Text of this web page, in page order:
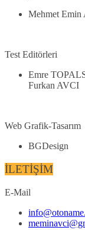
Mehmet Emin
Test Editörleri
Emre
Furkan AVCI
Web Grafik-Tasarım
BGDesign
İLETİŞİM
E-Mail